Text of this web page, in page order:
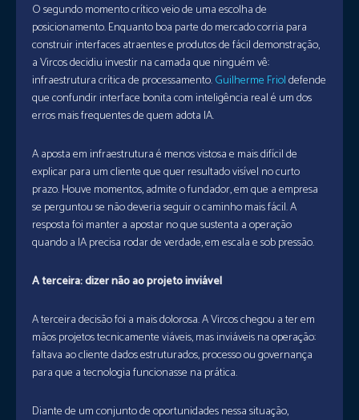
O segundo momento crítico veio de uma escolha de
posicionamento. Enquanto boa parte do mercado corria para
construir interfaces atraentes e produtos de fácil demonstração,
a Vircos decidiu investir na camada que ninguém vê:
infraestrutura crítica de processamento.Guilherme Frioldefende
que confundir interface bonita com inteligência real é um dos
erros mais frequentes de quem adota IA.
A aposta em infraestrutura é menos vistosa e mais difícil de
explicar para um cliente que quer resultado visível no curto
prazo. Houve momentos, admite o fundador, em que a empresa
se perguntou se não deveria seguir o caminho mais fácil. A
resposta foi manter a apostar no que sustenta a operação
quando a IA precisa rodar de verdade, em escala e sob pressão.
A terceira: dizer não ao projeto inviável
A terceira decisão foi a mais dolorosa. A Vircos chegou a ter em
mãos projetos tecnicamente viáveis, mas inviáveis na operação:
faltava ao cliente dados estruturados, processo ou governança
para que a tecnologia funcionasse na prática.
Diante de um conjunto de oportunidades nessa situação,